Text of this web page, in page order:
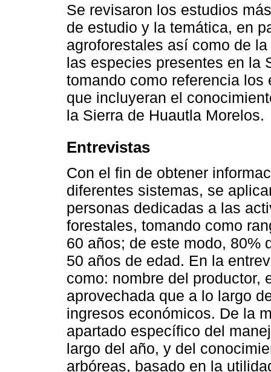
Se revisaron los estudios
de estudio y la temática, en
agroforestales así como de
las especies presentes en la
tomando como referencia
que incluyeran el
la Sierra de Huautla Morelos.
Entrevistas
Con el fin de obtener
diferentes sistemas, se
personas dedicadas a las
forestales, tomando como
60 años; de este modo, 80%
50 años de edad. En la
como: nombre del productor,
aprovechada que a lo largo
ingresos económicos. De la
apartado específico del
largo del año, y del
arbóreas, basado en la